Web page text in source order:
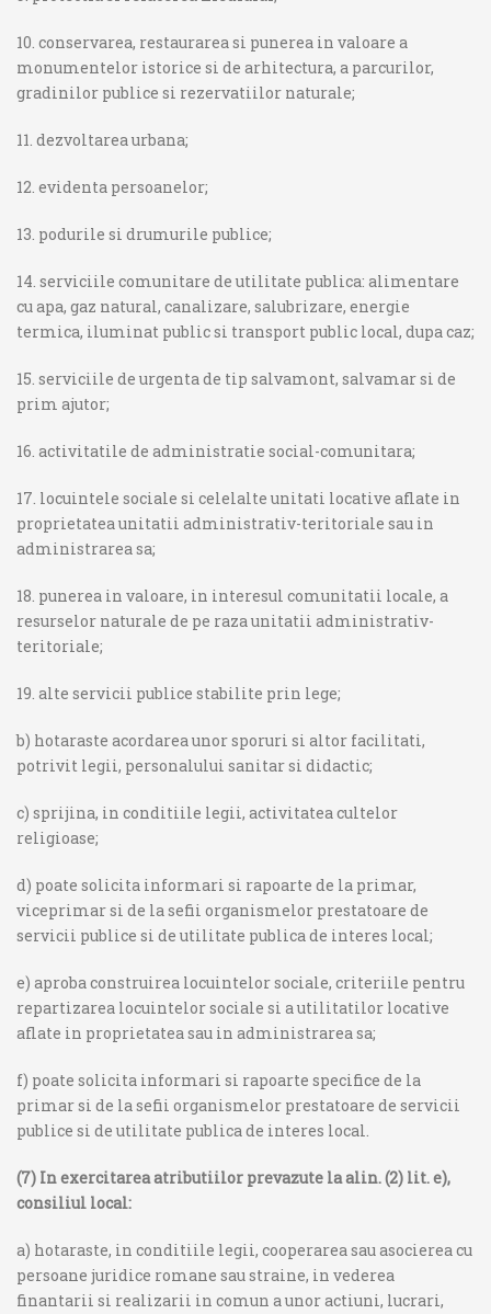
10. conservarea, restaurarea si punerea in valoare a
monumentelor istorice si de arhitectura, a parcurilor,
gradinilor publice si rezervatiilor naturale;
11. dezvoltarea urbana;
12. evidenta persoanelor;
13. podurile si drumurile publice;
14. serviciile comunitare de utilitate publica: alimentare
cu apa, gaz natural, canalizare, salubrizare, energie
termica, iluminat public si transport public local, dupa caz;
15. serviciile de urgenta de tip salvamont, salvamar si de
prim ajutor;
16. activitatile de administratie social-comunitara;
17. locuintele sociale si celelalte unitati locative aflate in
proprietatea unitatii administrativ-teritoriale sau in
administrarea sa;
18. punerea in valoare, in interesul comunitatii locale, a
resurselor naturale de pe raza unitatii administrativ-
teritoriale;
19. alte servicii publice stabilite prin lege;
b) hotaraste acordarea unor sporuri si altor facilitati,
potrivit legii, personalului sanitar si didactic;
c) sprijina, in conditiile legii, activitatea cultelor
religioase;
d) poate solicita informari si rapoarte de la primar,
viceprimar si de la sefii organismelor prestatoare de
servicii publice si de utilitate publica de interes local;
e) aproba construirea locuintelor sociale, criteriile pentru
repartizarea locuintelor sociale si a utilitatilor locative
aflate in proprietatea sau in administrarea sa;
f) poate solicita informari si rapoarte specifice de la
primar si de la sefii organismelor prestatoare de servicii
publice si de utilitate publica de interes local.
(7) In exercitarea atributiilor prevazute la alin. (2) lit. e),
consiliul local:
a) hotaraste, in conditiile legii, cooperarea sau asocierea cu
persoane juridice romane sau straine, in vederea
finantarii si realizarii in comun a unor actiuni, lucrari,